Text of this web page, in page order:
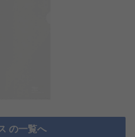
の一覧へ